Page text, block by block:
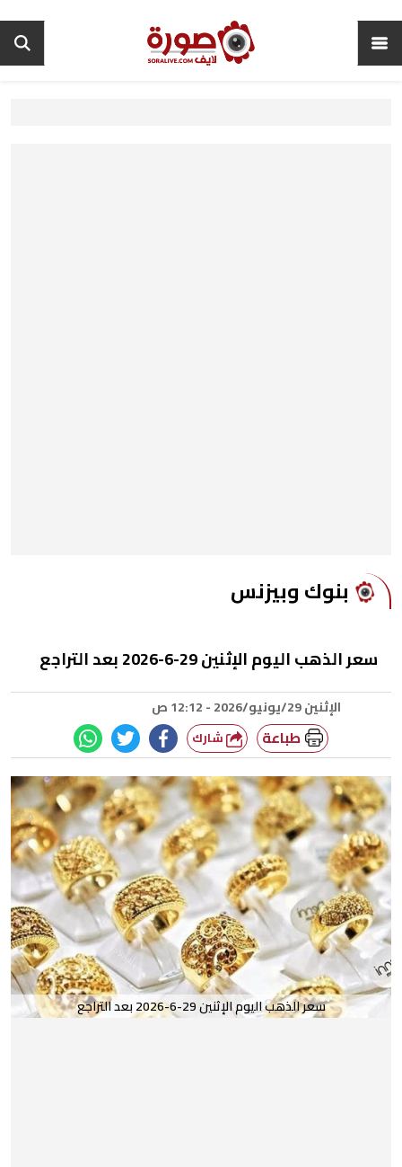
بنوك وبيزنس
سعر الذهب اليوم الإثنين 29-6-2026 بعد التراجع
الإثنين 29/يونيو/2026 - 12:12 ص
طباعة
سعر الذهب اليوم الإثنين 29-6-2026 بعد التراجع